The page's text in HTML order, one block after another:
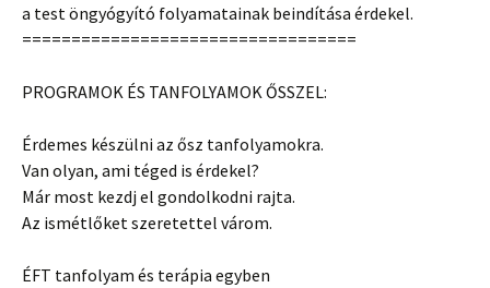
a test öngyógyító folyamatainak beindítása érdekel.
==================================
PROGRAMOK ÉS TANFOLYAMOK ŐSSZEL:
Érdemes készülni az ősz tanfolyamokra.
Van olyan, ami téged is érdekel?
Már most kezdj el gondolkodni rajta.
Az ismétlőket szeretettel várom.
ÉFT tanfolyam és terápia egyben